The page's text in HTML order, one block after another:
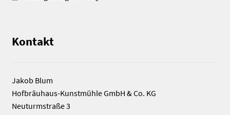
Kontakt
Jakob Blum
Hofbräuhaus-Kunstmühle GmbH & Co. KG
Neuturmstraße 3